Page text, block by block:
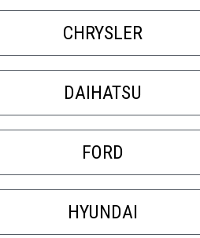
CHRYSLER
DAIHATSU
FORD
HYUNDAI